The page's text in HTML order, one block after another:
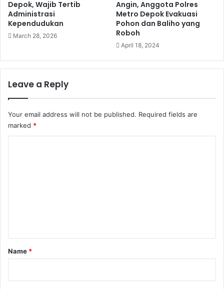
Depok, Wajib Tertib
Administrasi
Kependudukan
March 28, 2026
Angin, Anggota Polres
Metro Depok Evakuasi
Pohon dan Baliho yang
Roboh
April 18, 2024
Leave a Reply
Your email address will not be published. Required fields are
marked *
*
Name *